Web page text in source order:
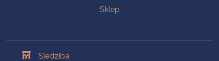
Sklep
Siedziba